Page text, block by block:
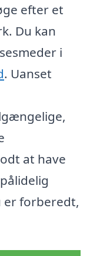
efter et
Du kan
i
. Uanset
at have
er forberedt,